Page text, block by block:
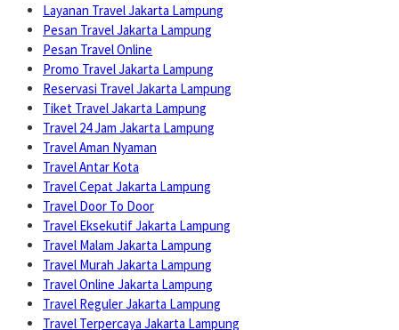
Layanan Travel Jakarta Lampung
Pesan Travel Jakarta Lampung
Pesan Travel Online
Promo Travel Jakarta Lampung
Reservasi Travel Jakarta Lampung
Tiket Travel Jakarta Lampung
Travel 24 Jam Jakarta Lampung
Travel Aman Nyaman
Travel Antar Kota
Travel Cepat Jakarta Lampung
Travel Door To Door
Travel Eksekutif Jakarta Lampung
Travel Malam Jakarta Lampung
Travel Murah Jakarta Lampung
Travel Online Jakarta Lampung
Travel Reguler Jakarta Lampung
Travel Terpercaya Jakarta Lampung